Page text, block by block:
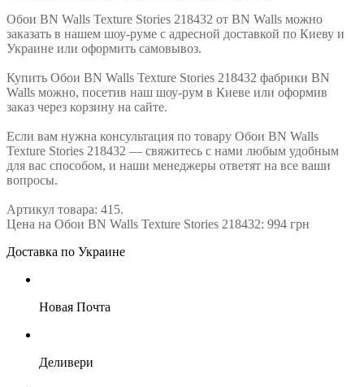
Обои BN Walls Texture Stories 218432 от BN Walls можно
заказать в нашем шоу-руме с адресной доставкой по Киеву и
Украине или оформить самовывоз.
Купить Обои BN Walls Texture Stories 218432 фабрики BN
Walls можно, посетив наш шоу-рум в Киеве или оформив
заказ через корзину на сайте.
Если вам нужна консультация по товару Обои BN Walls
Texture Stories 218432 — свяжитесь с нами любым удобным
для вас способом, и наши менеджеры ответят на все ваши
вопросы.
Артикул товара: 415.
Цена на Обои BN Walls Texture Stories 218432: 994 грн
Доставка по Украине
Новая Почта
Деливери